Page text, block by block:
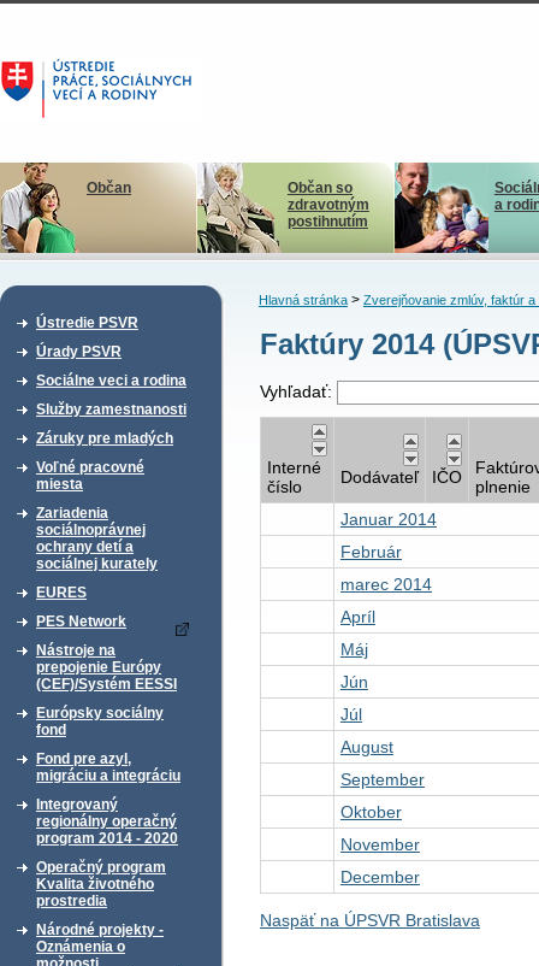
Občan
Občan so
zdravotným
postihnutím
a
Ústredie PSVR
Úrady PSVR
Sociálne veci a rodina
Služby zamestnanosti
Záruky pre mladých
Voľné pracovné
miesta
Zariadenia
sociálnoprávnej
ochrany detí a
sociálnej kurately
EURES
PES Network
Nástroje na
prepojenie Európy
(CEF)/Systém EESSI
Európsky sociálny
fond
Fond pre azyl,
migráciu a integráciu
Integrovaný
regionálny operačný
program 2014 - 2020
Operačný program
Kvalita životného
prostredia
Národné projekty -
Oznámenia o
Hlavná stránka> Zverejňovanie zmlúv, faktúr a
Faktúry 2014
Vyhľadať:
Interné
číslo
Dodávateľ IČO
plnenie
Januar 2014
Február
marec 2014
Apríl
Máj
Jún
Júl
August
September
Oktober
November
December
Naspäť na ÚPSVR Bratislava